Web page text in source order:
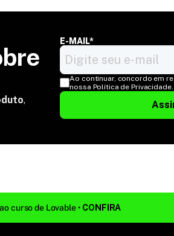
,
E-MAIL*
Ao continuar, concordo em
nossa Política de
curso de Lovable • CONFIRA